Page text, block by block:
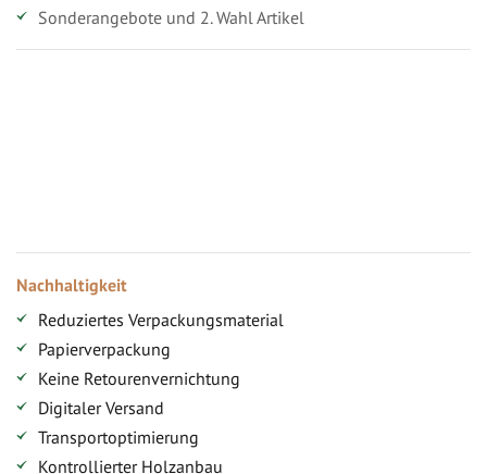
Sonderangebote und 2. Wahl Artikel
Nachhaltigkeit
Reduziertes Verpackungsmaterial
Papierverpackung
Keine Retourenvernichtung
Digitaler Versand
Transportoptimierung
Kontrollierter Holzanbau